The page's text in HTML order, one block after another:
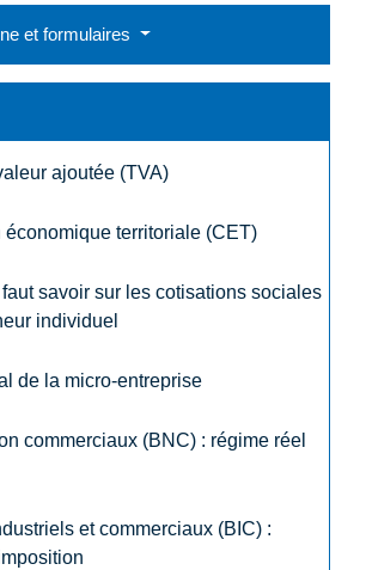
et formulaires
ajoutée (TVA)
économique territoriale (CET)
savoir sur les cotisations sociales
individuel
de la micro-entreprise
commerciaux (BNC) : régime réel
et commerciaux (BIC) :